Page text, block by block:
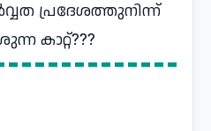
പ്രദേശത്തുനിന്ന്
കാറ്റ്???